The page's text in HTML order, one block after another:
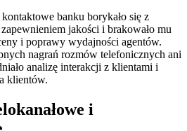
banku borykało się z
jakości i brakowało mu
i poprawy wydajności agentów.
nagrań rozmów telefonicznych ani
analizę interakcji z klientami i
klientów.
i